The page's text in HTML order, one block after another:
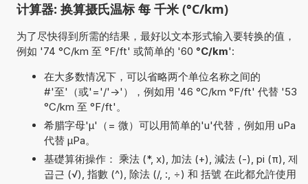
计算器: 换算摄氏温标 每 千米 (°C/km)
为了尽快得到所需的结果，最好以文本形式输入要转换的值，
例如 '74 °C/km 至 °F/ft' 或简单的 '60 °C/km':
在大多数情况下，可以省略两个单位名称之间的
#'至'（或'='/'->'），例如用 '46 °C/km °F/ft' 代替 '53
°C/km 至 °F/ft'。
希腊字母'µ'（= 微）可以用简单的'u'代替，例如用 uPa
代替 µPa。
基礎算術操作： 乘法 (*, x), 加法 (+), 減法 (-), pi (π), 제
곱근 (√), 指數 (^), 除法 (/, :, ÷) 和 括號 在此都允許使用